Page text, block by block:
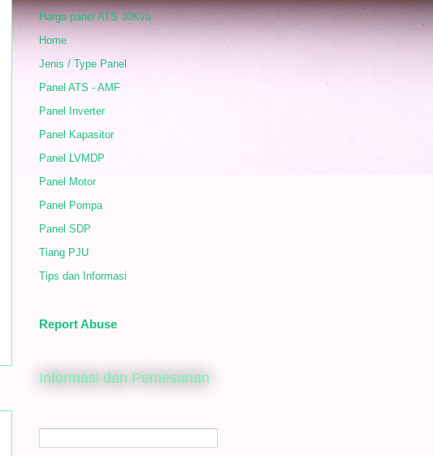
Harga panel ATS 30Kva
Home
Jenis / Type Panel
Panel ATS - AMF
Panel Inverter
Panel Kapasitor
Panel LVMDP
Panel Motor
Panel Pompa
Panel SDP
Tiang PJU
Tips dan Informasi
Report Abuse
Informasi dan Pemesanan